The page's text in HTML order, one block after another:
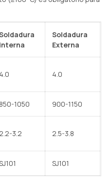
interna
Soldadura
Externa
4.0 4.0
850-1050 900-1150
3.2 2.5-3.8
SJ101